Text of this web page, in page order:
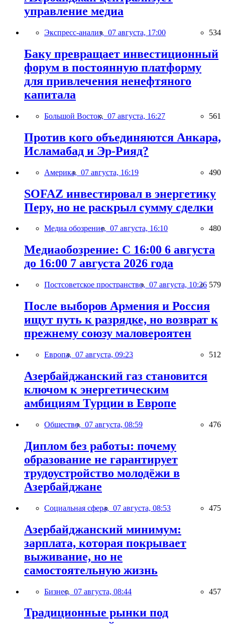
управление медиа
Экспресс-анализ, 07 августа, 17:00 534
Баку превращает инвестиционный
форум в постоянную платформу
для привлечения ненефтяного
капитала
Большой Восток, 07 августа, 16:27 561
Против кого объединяются Анкара,
Исламабад и Эр-Рияд?
Америка, 07 августа, 16:19 490
SOFAZ инвестировал в энергетику
Перу, но не раскрыл сумму сделки
Медиа обозрение, 07 августа, 16:10 480
Медиаобозрение: С 16:00 6 августа
до 16:00 7 августа 2026 года
Постсоветское пространство, 07 августа, 10:26 579
После выборов Армения и Россия
ищут путь к разрядке, но возврат к
прежнему союзу маловероятен
Европа, 07 августа, 09:23 512
Азербайджанский газ становится
ключом к энергетическим
амбициям Турции в Европе
Общество, 07 августа, 08:59 476
Диплом без работы: почему
образование не гарантирует
трудоустройство молодёжи в
Азербайджане
Социальная сфера, 07 августа, 08:53 475
Азербайджанский минимум:
зарплата, которая покрывает
выживание, но не
самостоятельную жизнь
Бизнес, 07 августа, 08:44 457
Традиционные рынки под